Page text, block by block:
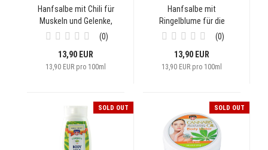
Hanfsalbe mit Chili für
Muskeln und Gelenke,
100ml
0
13,90 EUR
13,90 EUR pro 100ml
Hanfsalbe mit
Ringelblume für die
Haut, 100ml
0
13,90 EUR
13,90 EUR pro 100ml
SOLD OUT SOLD OUT